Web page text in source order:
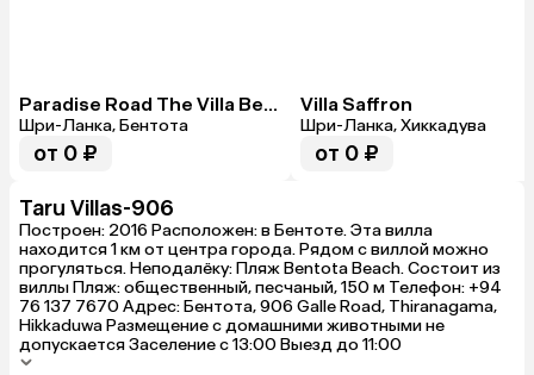
Paradise Road The Villa Bentota
Шри-Ланка, Бентота
от 0 ₽
Villa Saffron
Шри-Ланка, Хиккадува
от 0 ₽
Taru Villas-906
Построен: 2016 Расположен: в Бентоте. Эта вилла
находится 1 км от центра города. Рядом с виллой можно
прогуляться. Неподалёку: Пляж Bentota Beach. Состоит из
виллы Пляж: общественный, песчаный, 150 м Телефон: +94
76 137 7670 Адрес: Бентота, 906 Galle Road, Thiranagama,
Hikkaduwa Размещение с домашними животными не
допускается Заселение с 13:00 Выезд до 11:00